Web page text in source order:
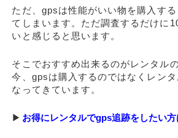
ただ、gpsは性能がいい物を購入す
てしまいます。ただ調査するだけに
いと感じると思います。
そこでおすすめ出来るのがレンタル
今、gpsは購入するのではなくレン
なってきています。
▶ お得にレンタルでgps追跡をしたい方